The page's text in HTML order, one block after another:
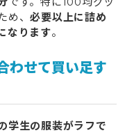
め、必要以上に詰め
なります。
わせて買い足す
学生の服装がラフで